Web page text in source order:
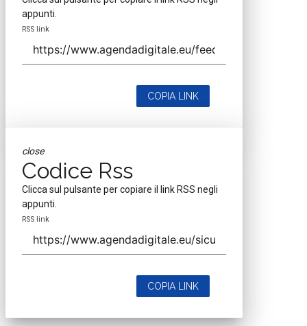
appunti.
RSS link
COPIA LINK
close
Codice Rss
Clicca sul pulsante per copiare il link RSS negli
appunti.
RSS link
COPIA LINK